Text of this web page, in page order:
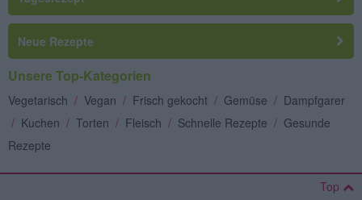
Neue Rezepte
Unsere Top-Kategorien
Vegetarisch / Vegan / Frisch gekocht / Gemüse / Dampfgarer
/ Kuchen / Torten / Fleisch / Schnelle Rezepte / Gesunde
Rezepte
Top